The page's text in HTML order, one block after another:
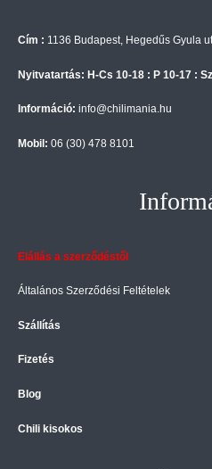
Cím : 1136 Budapest, Hegedűs Gyula
Nyitvatartás: H-Cs 10-18 : P 10-17 :
Információ: info@chilimania.hu
Mobil: 06 (30) 478 8101
Elállás a szerződéstől
Általános Szerződési Feltételek
Szállítás
Fizetés
Blog
Chili kisokos